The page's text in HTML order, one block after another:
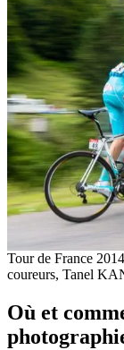
Tour de France
coureurs, Tanel
Où et